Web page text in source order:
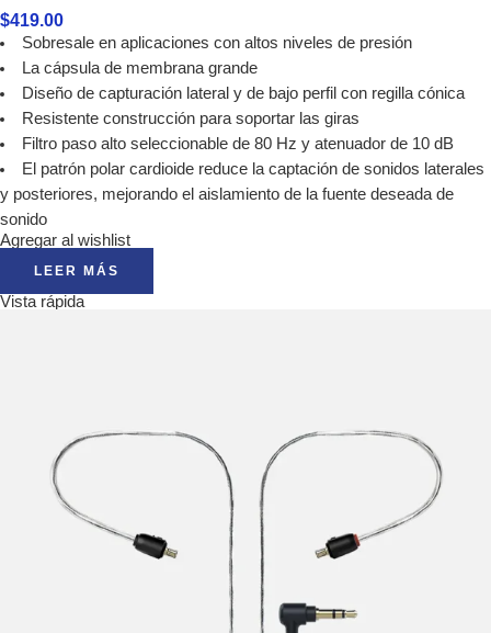
$419.00
Sobresale en aplicaciones con altos niveles de presión
La cápsula de membrana grande
Diseño de capturación lateral y de bajo perfil con regilla cónica
Resistente construcción para soportar las giras
Filtro paso alto seleccionable de 80 Hz y atenuador de 10 dB
El patrón polar cardioide reduce la captación de sonidos laterales
y posteriores, mejorando el aislamiento de la fuente deseada de
sonido
Agregar al wishlist
LEER MÁS
Vista rápida